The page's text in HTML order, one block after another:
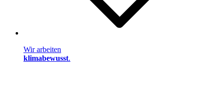
Wir arbeiten
klimabewusst.